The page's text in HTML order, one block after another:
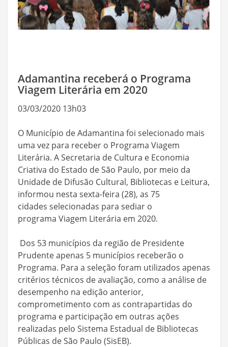
Adamantina receberá o Programa
Viagem Literária em 2020
03/03/2020 13h03
O Município de Adamantina foi selecionado mais
uma vez para receber o Programa Viagem
Literária. A Secretaria de Cultura e Economia
Criativa do Estado de São Paulo, por meio da
Unidade de Difusão Cultural, Bibliotecas e Leitura,
informou nesta sexta-feira (28), as 75
cidades selecionadas para sediar o
programa Viagem Literária em 2020.
Dos 53 municípios da região de Presidente
Prudente apenas 5 municípios receberão o
Programa. Para a seleção foram utilizados apenas
critérios técnicos de avaliação, como a análise de
desempenho na edição anterior,
comprometimento com as contrapartidas do
programa e participação em outras ações
realizadas pelo Sistema Estadual de Bibliotecas
Públicas de São Paulo (SisEB).